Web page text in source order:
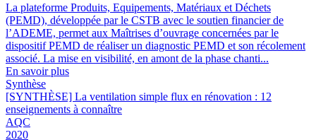
La plateforme Produits, Equipements, Matériaux et Déchets
(PEMD), développée par le CSTB avec le soutien financier de
l’ADEME, permet aux Maîtrises d’ouvrage concernées par le
dispositif PEMD de réaliser un diagnostic PEMD et son récolement
associé. La mise en visibilité, en amont de la phase chanti...
En savoir plus
Synthèse
[SYNTHÈSE] La ventilation simple flux en rénovation : 12
enseignements à connaître
AQC
2020